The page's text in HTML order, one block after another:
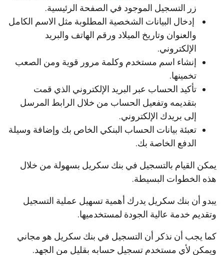
زر التسجيل الموجود في الصفحة الرئيسية.
إدخال البيانات الشخصية المطلوبة مثل الاسم الكامل
والعنوان وتاريخ الميلاد ورقم الهاتف والبريد
الإلكتروني.
إنشاء اسم مستخدم وكلمة مرور قوية ومن الصعب
تخمينها.
تأكيد الحساب عبر البريد الإلكتروني الذي قمت
بتقديمه وتفعيل الحساب من خلال الرابط المرسل
إلى بريدك الإلكتروني.
تعبئة بيانات الحساب البنكي الخاص بك وإضافة وسيلة
الدفع الخاصة بك.
يمكن القيام بالتسجيل في بنك سكريل بسهولة من خلال
هذه الخطوات البسيطة.
يبدو أن بنك سكريل يدرك أهمية تسهيل عملية التسجيل
وتقديم خدمة عالية الجودة لمستخدميها.
كما يجب أن نذكر أن التسجيل في بنك سكريل هو مجاني
ويمكن لأي مستخدم تسجيل حسابه بقليل من الجهد.